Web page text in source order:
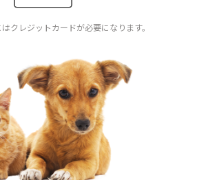
クレジットカードが必要になります。